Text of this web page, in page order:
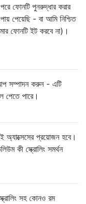
ফোনটি পুনরুদ্ধার করার
পেয়েছি - বা আমি নিশ্চিত
ফোনটি ইট করবে না)।
সম্পাদন করুন - এটি
পেতে পারে।
প্রয়োজন হবে।
কী স্ক্রোলিং সমর্থন
সহ কোনও রম